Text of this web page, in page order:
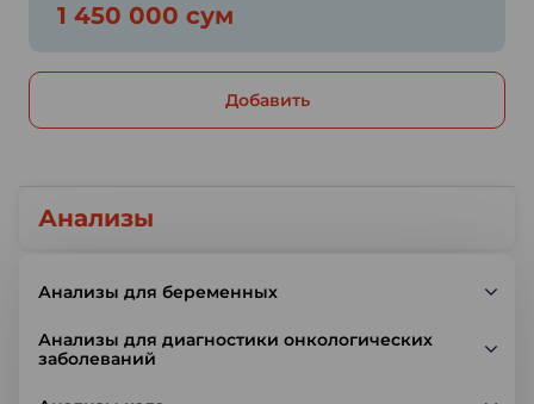
Анализы
Анализы для беременных
Анализы для диагностики онкологических
заболеваний
1 450 000 сум
Добавить